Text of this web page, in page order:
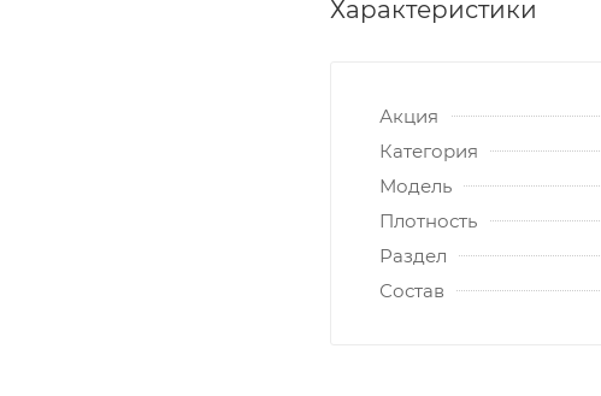
Характеристики
Акция
Категория
Модель
Плотность
Раздел
Состав